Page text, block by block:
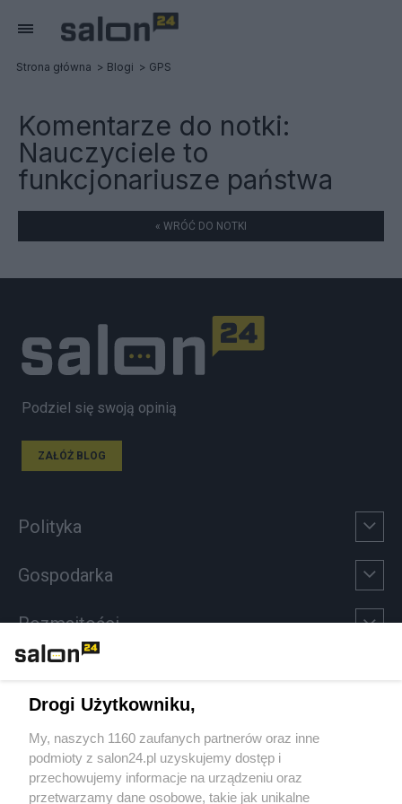
Strona główna Blogi GPS
Komentarze do notki:
Nauczyciele to
funkcjonariusze państwa
« WRÓĆ DO NOTKI
Podziel się swoją opinią
ZAŁÓŻ BLOG
Polityka
Gospodarka
Rozmaitości
Sport
Społeczeństwo
Drogi Użytkowniku,
My, naszych 1160 zaufanych partnerów oraz inne
podmioty z salon24.pl uzyskujemy dostęp i
przechowujemy informacje na urządzeniu oraz
przetwarzamy dane osobowe, takie jak unikalne